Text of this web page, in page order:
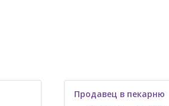
Продавец в пекарню